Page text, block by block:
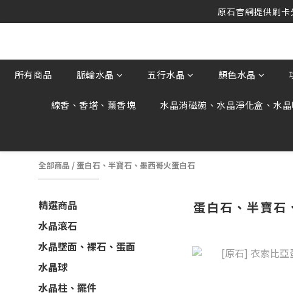
原石官網提供刷
原石官網提供刷
原石官網不會主動寄信要求顧客提供任
原石官網提供刷
所有商品 脈輪水晶 五行水晶 顏色水晶
線香、香塔、薰香塊 水晶消磁碗、水晶淨化盒、水
全部商品 /蛋白石、半寶石、墨西哥火蛋白石
精選商品
水晶滾石
水晶墜面、裸石、蛋面
水晶球
水晶柱、擺件
蛋白石、半寶石